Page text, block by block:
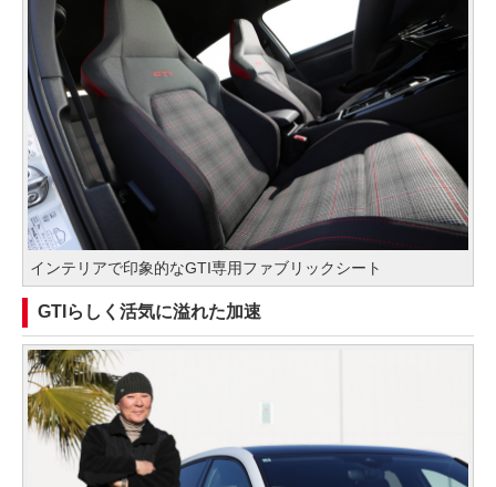
インテリアで印象的なGTI専用ファブリックシート
GTIらしく活気に溢れた加速